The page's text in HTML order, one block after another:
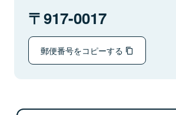
917-0017
郵便番号をコピーする